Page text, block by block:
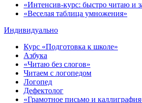
«Интенсив-курс: быстро читаю и
«Веселая таблица умножения»
Индивидуально
Курс «Подготовка к школе»
Азбука
«Читаю без слогов»
Читаем с логопедом
Логопед
Дефектолог
«Грамотное письмо и